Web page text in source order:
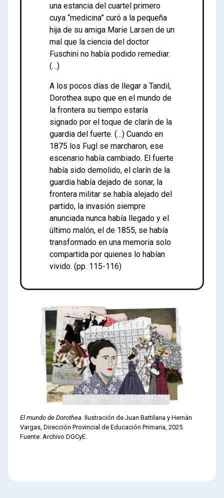
una estancia del cuartel primero
cuya “medicina” curó a la pequeña
hija de su amiga Marie Larsen de un
mal que la ciencia del doctor
Fuschini no había podido remediar.
(…)
A los pocos días de llegar a Tandil,
Dorothea supo que en el mundo de
la frontera su tiempo estaría
signado por el toque de clarín de la
guardia del fuerte. (…) Cuando en
1875 los Fugl se marcharon, ese
escenario había cambiado. El fuerte
había sido demolido, el clarín de la
guardia había dejado de sonar, la
frontera militar se había alejado del
partido, la invasión siempre
anunciada nunca había llegado y el
último malón, el de 1855, se había
transformado en una memoria solo
compartida por quienes lo habían
vivido. (pp. 115-116)
El mundo de Dorothea . Ilustración de Juan Battilana y Hernán
Vargas, Dirección Provincial de Educación Primaria, 2025.
Fuente: Archivo DGCyE.